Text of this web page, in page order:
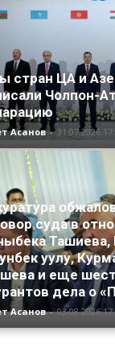
стран ЦА и
Чолпон-
Асанов - 31.07.2026
суда в
Ташиева,
уулу,
и еще
дела о
Асанов - 03.08.2026